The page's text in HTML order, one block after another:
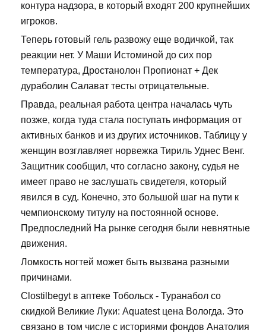
контура надзора, в который входят 200 крупнейших
игроков.
Теперь готовый гель развожу еще водичкой, так
реакции нет. У Маши Истоминой до сих пор
температура, Дростанолон Пропионат + Дек
дураболин Салават тесты отрицательные.
Правда, реальная работа центра началась чуть
позже, когда туда стала поступать информация от
активных банков и из других источников. Таблицу у
женщин возглавляет норвежка Тириль Уднес Венг.
Защитник сообщил, что согласно закону, судья не
имеет право не заслушать свидетеля, который
явился в суд. Конечно, это большой шаг на пути к
чемпионскому титулу на постоянной основе.
Предпоследний На рынке сегодня были невнятные
движения.
Ломкость ногтей может быть вызвана разными
причинами.
Clostilbegyt в аптеке Тобольск - Туранабол со
скидкой Великие Луки: Aquatest цена Вологда. Это
связано в том числе с историями фондов Анатолия